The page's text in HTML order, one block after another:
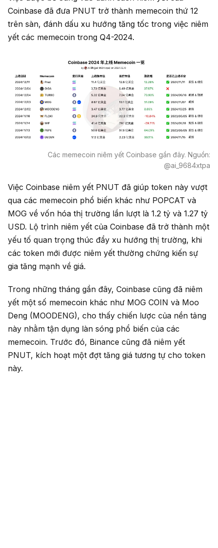
Coinbase đã đưa PNUT trở thành memecoin thứ 12
trên sàn, đánh dấu xu hướng tăng tốc trong việc niêm
yết các memecoin trong Q4-2024.
Các memecoin niêm yết Coinbase gần đây. Nguồn:
@ai_9684xtpa
Việc Coinbase niêm yết PNUT đã giúp token này vượt
qua các memecoin phổ biến khác như POPCAT và
MOG về vốn hóa thị trường lần lượt là 1.2 tỷ và 1.27 tỷ
USD. Lộ trình niêm yết của Coinbase đã trở thành một
yếu tố quan trọng thúc đẩy xu hướng thị trường, khi
các token mới được niêm yết thường chứng kiến sự
gia tăng mạnh về giá.
Trong những tháng gần đây, Coinbase cũng đã niêm
yết một số memecoin khác như MOG COIN và Moo
Deng (MOODENG), cho thấy chiến lược của nền tảng
này nhằm tận dụng làn sóng phổ biến của các
memecoin. Trước đó, Binance cũng đã niêm yết
PNUT, kích hoạt một đợt tăng giá tương tự cho token
này.